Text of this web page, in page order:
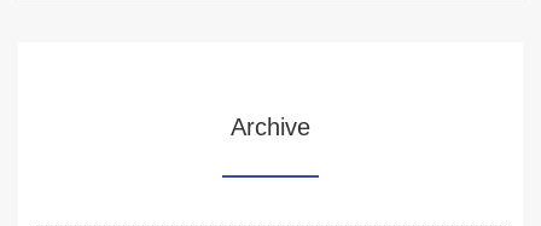
Archive